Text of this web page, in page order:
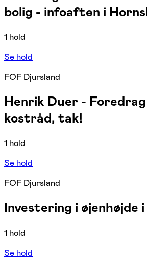
bolig - infoaften i
1 hold
Se hold
FOF Djursland
Henrik Duer -
kostråd, tak!
1 hold
Se hold
FOF Djursland
Investering i øjenhøjde
1 hold
Se hold